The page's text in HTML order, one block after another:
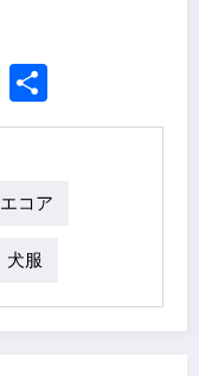
Line
コア
犬服